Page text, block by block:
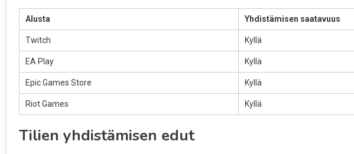
Alusta Yhdistämisen saatavuus
Twitch Kyllä
EA Play Kyllä
Epic Games Store Kyllä
Riot Games Kyllä
Tilien yhdistämisen edut